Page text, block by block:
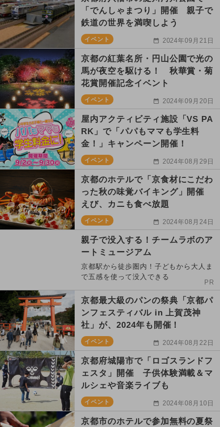
「でんしゃまつり」開催 親子で
鉄道の世界を満喫しよう
イベント 2024年09月21日
京都の紅葉名所・円山公園で光の
馬が夜空を駆ける！ 秋華賞・菊
花賞開催記念イベント
イベント 2024年09月20日
屋内アクティビティ施設「VS PA
RK」で「パパもママも学生料
金！」キャンペーン開催！
イベント 2024年08月29日
京都のホテルで「京食材にこだわ
った秋の味覚バイキング」開催
えび、カニも食べ放題
イベント 2024年08月24日
親子で没入する！チームラボのア
ートミュージアム
京都駅から徒歩圏内！子どもから大人ま
で五感を使って没入できる
PR
京都最大級のパンの祭典「京都パ
ンフェスティバル in 上賀茂神
社」が、2024年も開催！
イベント 2024年08月22日
京都府城陽市で「ロゴスランドフ
ェスタ」開催 子供体験満載＆マ
ルシェや音楽ライブも
イベント 2024年08月10日
京都市のホテルで参加無料の夏祭